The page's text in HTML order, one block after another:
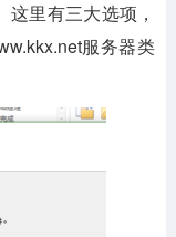
这里有三大选项，
服务器类